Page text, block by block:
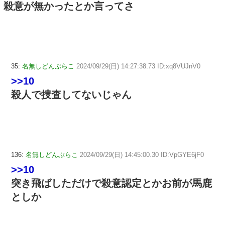
殺意が無かったとか言ってさ
35: 名無しどんぶらこ 2024/09/29(日) 14:27:38.73 ID:xq8VUJnV0
>>10
殺人で捜査してないじゃん
136: 名無しどんぶらこ 2024/09/29(日) 14:45:00.30 ID:VpGYE6jF0
>>10
突き飛ばしただけで殺意認定とかお前が馬鹿
としか